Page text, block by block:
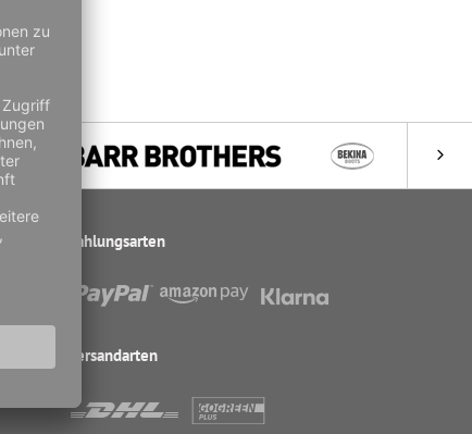
Zahlungsarten
Versandarten